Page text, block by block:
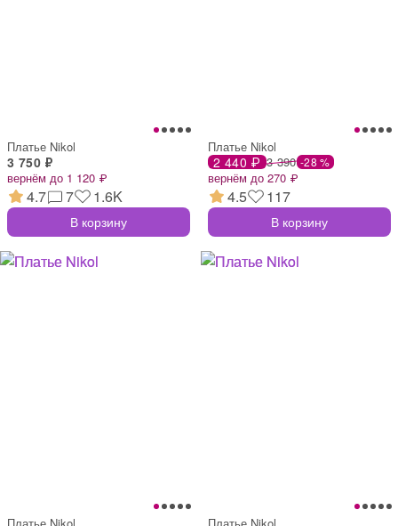
Платье Nikol
3 750 ₽
вернём до 1 120 ₽
4.7 7 1.6K
В корзину
Платье Nikol
2 440 ₽ 3 390 -28 %
вернём до 270 ₽
4.5 117
В корзину
Платье Nikol Платье Nikol